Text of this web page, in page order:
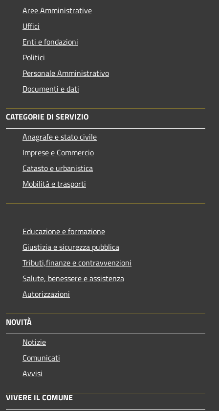
Aree Amministrative
Uffici
Enti e fondazioni
Politici
Personale Amministrativo
Documenti e dati
CATEGORIE DI SERVIZIO
Anagrafe e stato civile
Imprese e Commercio
Catasto e urbanistica
Mobilità e trasporti
Educazione e formazione
Giustizia e sicurezza pubblica
Tributi,finanze e contravvenzioni
Salute, benessere e assistenza
Autorizzazioni
NOVITÀ
Notizie
Comunicati
Avvisi
VIVERE IL COMUNE